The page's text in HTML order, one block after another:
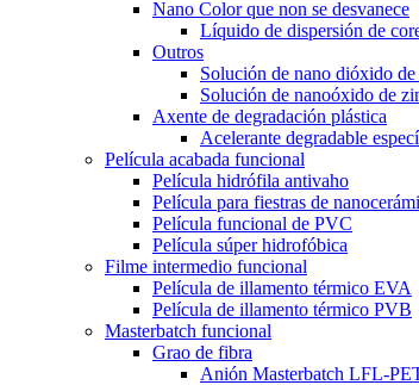
Nano Color que non se desvanece
Líquido de dispersión de
Outros
Solución de nano dióxido
Solución de nanoóxido de
Axente de degradación plástica
Acelerante degradable
Película acabada funcional
Película hidrófila antivaho
Película para fiestras de
Película funcional de PVC
Película súper hidrofóbica
Filme intermedio funcional
Película de illamento térmico EVA
Película de illamento térmico PVB
Masterbatch funcional
Grao de fibra
Anión Masterbatch LFL-